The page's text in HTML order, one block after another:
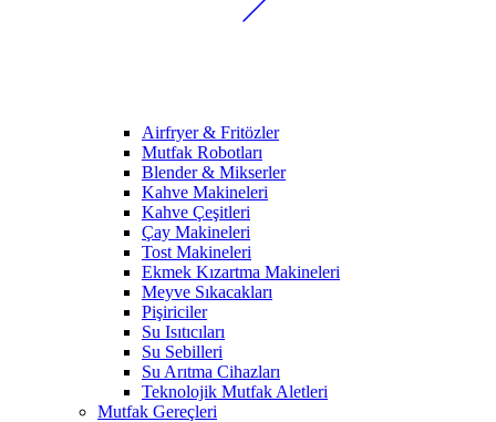
Airfryer & Fritözler
Mutfak Robotları
Blender & Mikserler
Kahve Makineleri
Kahve Çeşitleri
Çay Makineleri
Tost Makineleri
Ekmek Kızartma Makineleri
Meyve Sıkacakları
Pişiriciler
Su Isıtıcıları
Su Sebilleri
Su Arıtma Cihazları
Teknolojik Mutfak Aletleri
Mutfak Gereçleri